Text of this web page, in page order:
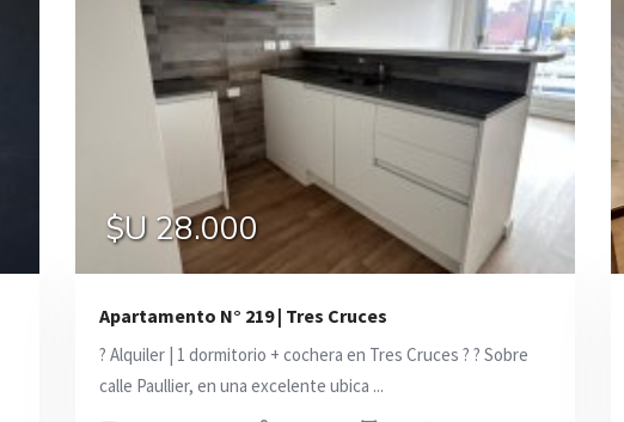
$U 36.000
$U 28.000
Apartamento N° 219 | Tres Cruces
? Alquiler | 1 dormitorio + cochera en Tres Cruces ? ? Sobre
calle Paullier, en una excelente ubica ...
0